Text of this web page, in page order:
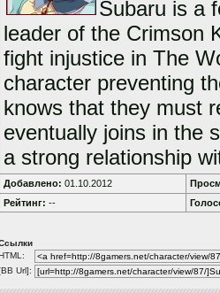
Subaru is a
leader of the Crimson
fight injustice in The
character preventing
knows that they must
eventually joins in the
a strong relationship
Добавлено: 01.10.2012
Рейтинг: --
Url]: